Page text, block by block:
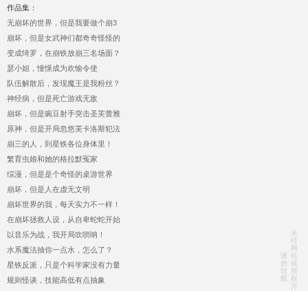
作品集：
无崩坏的世界，但是我要做个崩3
崩坏，但是女武神们都奇奇怪怪的
变成绮罗，在崩铁放崩三名场面？
瑟小姐，憧憬成为欢愉令使
队伍解散后，发现魔王是我粉丝？
神经病，但是死亡游戏无敌
崩坏，但是豌豆射手突击圣芙蕾雅
原神，但是开局忽悠芙卡洛斯犯法
崩三的人，到星铁各位身体里！
繁育虫娘和她的格拉默冤家
综漫，但是是个奇怪的桌游世界
崩坏，但是人在虚无文明
崩坏世界的我，每天实力不一样！
在崩坏拯救人设，从自卑蛇蛇开始
以音乐为战，我开局吹唢呐！
水系魔法抽你一点水，怎么了？
星铁反派，只是个科学家没有力量
规则怪谈，技能高低有点抽象
请
勿
转
载
未
经
网
站
或
授
权
方